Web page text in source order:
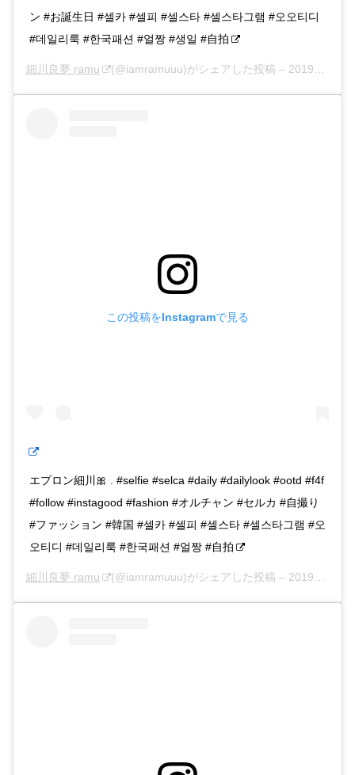
ン #お誕生日 #셀카 #셀피 #셀스타 #셀스타그램 #오오티디
#데일리룩 #한국패션 #얼짱 #생일 #自拍
細川良夢 ramu (@iamramuuu)がシェアした投稿 – 2019年12月月11日午前12時36分PST
この投稿をInstagramで見る
エプロン細川🎀 . #selfie #selca #daily #dailylook #ootd #f4f
#follow #instagood #fashion #オルチャン #セルカ #自撮り
#ファッション #韓国 #셀카 #셀피 #셀스타 #셀스타그램 #오
오티디 #데일리룩 #한국패션 #얼짱 #自拍
細川良夢 ramu (@iamramuuu)がシェアした投稿 – 2019年12月月5日午前7時43分PST